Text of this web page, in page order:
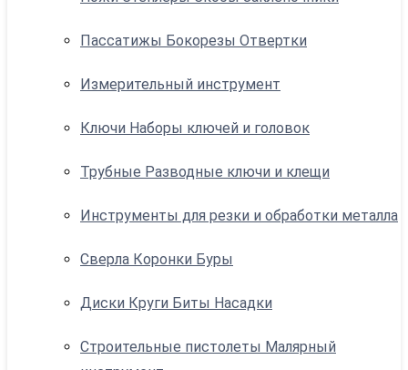
Пассатижы Бокорезы Отвертки
Измерительный инструмент
Ключи Наборы ключей и головок
Трубные Разводные ключи и клещи
Инструменты для резки и обработки металла
Сверла Коронки Буры
Диски Круги Биты Насадки
Строительные пистолеты Малярный